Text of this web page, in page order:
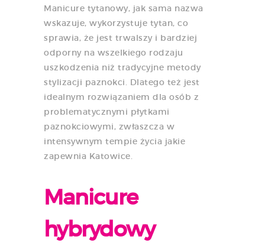
Manicure tytanowy, jak sama nazwa
wskazuje, wykorzystuje tytan, co
sprawia, że jest trwalszy i bardziej
odporny na wszelkiego rodzaju
uszkodzenia niż tradycyjne metody
stylizacji paznokci. Dlatego też jest
idealnym rozwiązaniem dla osób z
problematycznymi płytkami
paznokciowymi, zwłaszcza w
intensywnym tempie życia jakie
zapewnia Katowice.
Manicure
hybrydowy